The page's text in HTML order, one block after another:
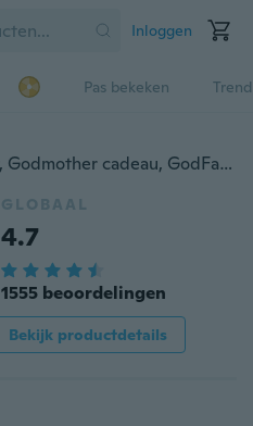
Inloggen
Pas bekeken
Bonus Mom, Step Mom Gift, Godmother cadeau, GodFather Gift, Step Dad Gift, favoriete leraar Gift, schoonmoeder cadeau
GLOBAAL
4.7
1555 beoordelingen
Bekijk productdetails